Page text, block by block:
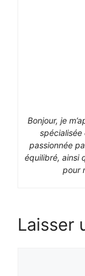
Bonjour, je
spécialisée
passionnée
équilibré, ainsi
pour
Laisser